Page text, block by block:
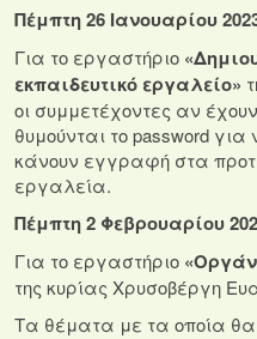
Πέμπτη 26 Ιανουαρίου
Για το εργαστήριο
εκπαιδευτικό εργαλείο»
οι συμμετέχοντες αν
θυμούνται το password
κάνουν εγγραφή στα
εργαλεία.
Πέμπτη 2 Φεβρουαρίου
Για το εργαστήριο
της κυρίας Χρυσοβέργη
Τα θέματα με τα οποία θα